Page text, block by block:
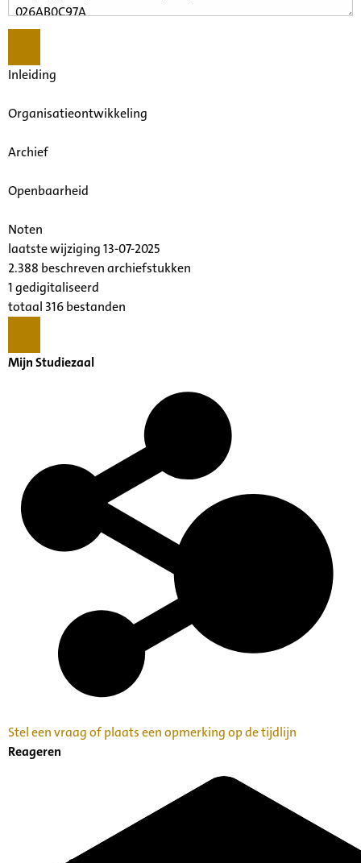
Inleiding
Organisatieontwikkeling
Archief
Openbaarheid
Noten
laatste wijziging 13-07-2025
2.388 beschreven archiefstukken
1 gedigitaliseerd
totaal 316 bestanden
Mijn Studiezaal
Stel een vraag of plaats een opmerking op de tijdlijn
Reageren